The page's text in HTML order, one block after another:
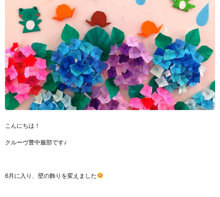
こんにちは！
クルーヴ豊中服部です♪
6月に入り、壁の飾りを変えました